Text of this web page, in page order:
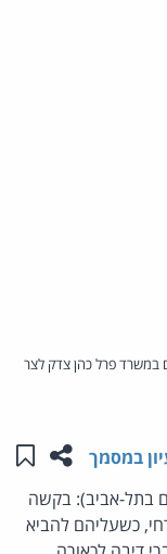
במשרד פרל כהן צדק לצר
שתפו
במסמך
בתל-אביב): בקשה
כשעליהם להביא